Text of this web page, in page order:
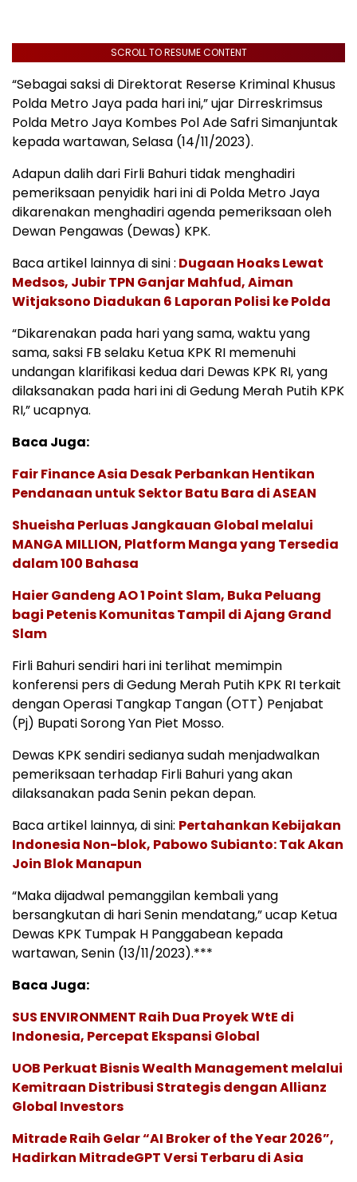
SCROLL TO RESUME CONTENT
“Sebagai saksi di Direktorat Reserse Kriminal Khusus
Polda Metro Jaya pada hari ini,” ujar Dirreskrimsus
Polda Metro Jaya Kombes Pol Ade Safri Simanjuntak
kepada wartawan, Selasa (14/11/2023).
Adapun dalih dari Firli Bahuri tidak menghadiri
pemeriksaan penyidik hari ini di Polda Metro Jaya
dikarenakan menghadiri agenda pemeriksaan oleh
Dewan Pengawas (Dewas) KPK.
Baca artikel lainnya di sini : Dugaan Hoaks Lewat
Medsos, Jubir TPN Ganjar Mahfud, Aiman
Witjaksono Diadukan 6 Laporan Polisi ke Polda
“Dikarenakan pada hari yang sama, waktu yang
sama, saksi FB selaku Ketua KPK RI memenuhi
undangan klarifikasi kedua dari Dewas KPK RI, yang
dilaksanakan pada hari ini di Gedung Merah Putih KPK
RI,” ucapnya.
Baca Juga:
Fair Finance Asia Desak Perbankan Hentikan
Pendanaan untuk Sektor Batu Bara di ASEAN
Shueisha Perluas Jangkauan Global melalui
MANGA MILLION, Platform Manga yang Tersedia
dalam 100 Bahasa
Haier Gandeng AO 1 Point Slam, Buka Peluang
bagi Petenis Komunitas Tampil di Ajang Grand
Slam
Firli Bahuri sendiri hari ini terlihat memimpin
konferensi pers di Gedung Merah Putih KPK RI terkait
dengan Operasi Tangkap Tangan (OTT) Penjabat
(Pj) Bupati Sorong Yan Piet Mosso.
Dewas KPK sendiri sedianya sudah menjadwalkan
pemeriksaan terhadap Firli Bahuri yang akan
dilaksanakan pada Senin pekan depan.
Baca artikel lainnya, di sini: Pertahankan Kebijakan
Indonesia Non-blok, Pabowo Subianto: Tak Akan
Join Blok Manapun
“Maka dijadwal pemanggilan kembali yang
bersangkutan di hari Senin mendatang,” ucap Ketua
Dewas KPK Tumpak H Panggabean kepada
wartawan, Senin (13/11/2023).***
Baca Juga:
SUS ENVIRONMENT Raih Dua Proyek WtE di
Indonesia, Percepat Ekspansi Global
UOB Perkuat Bisnis Wealth Management melalui
Kemitraan Distribusi Strategis dengan Allianz
Global Investors
Mitrade Raih Gelar “AI Broker of the Year 2026”,
Hadirkan MitradeGPT Versi Terbaru di Asia